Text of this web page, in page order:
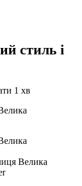
стиль і
1 хв
Велика